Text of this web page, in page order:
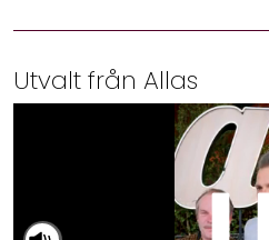
Utvalt från Allas